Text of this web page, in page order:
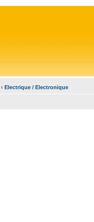
‹ Electrique / Electronique